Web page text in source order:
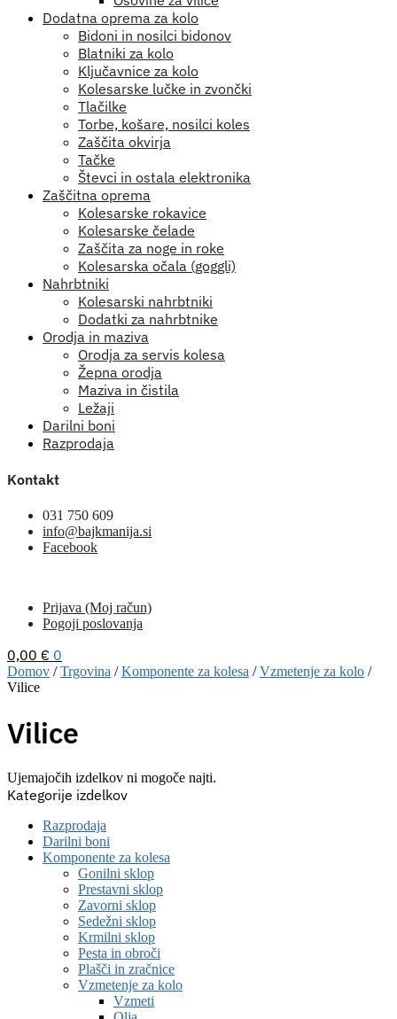
Dodatna oprema za kolo
Bidoni in nosilci bidonov
Blatniki za kolo
Ključavnice za kolo
Kolesarske lučke in zvončki
Tlačilke
Torbe, košare, nosilci koles
Zaščita okvirja
Tačke
Števci in ostala elektronika
Zaščitna oprema
Kolesarske rokavice
Kolesarske čelade
Zaščita za noge in roke
Kolesarska očala (goggli)
Nahrbtniki
Kolesarski nahrbtniki
Dodatki za nahrbtnike
Orodja in maziva
Orodja za servis kolesa
Žepna orodja
Maziva in čistila
Ležaji
Darilni boni
Razprodaja
Kontakt
031 750 609
info@bajkmanija.si
Facebook
Prijava (Moj račun)
Pogoji poslovanja
0,00 € 0
Domov /Trgovina /Komponente za kolesa /Vzmetenje za kolo /
Vilice
Vilice
Ujemajočih izdelkov ni mogoče najti.
Kategorije izdelkov
Razprodaja
Darilni boni
Komponente za kolesa
Gonilni sklop
Prestavni sklop
Zavorni sklop
Sedežni sklop
Krmilni sklop
Pesta in obroči
Plašči in zračnice
Vzmetenje za kolo
Vzmeti